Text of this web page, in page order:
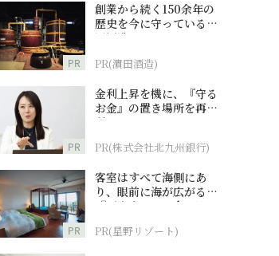
PR
創業から続く150余年の
歴史を今に守っている濵
田酒造
PR(濵田酒造)
PR
金利上昇を機に、『守る
お金』の置き場所を再検
討
PR(株式会社北九州銀行)
PR
客室はすべて海側にあ
り、眼前に海が広がる
『西表島ホテル by 星野
PR(星野リゾート)